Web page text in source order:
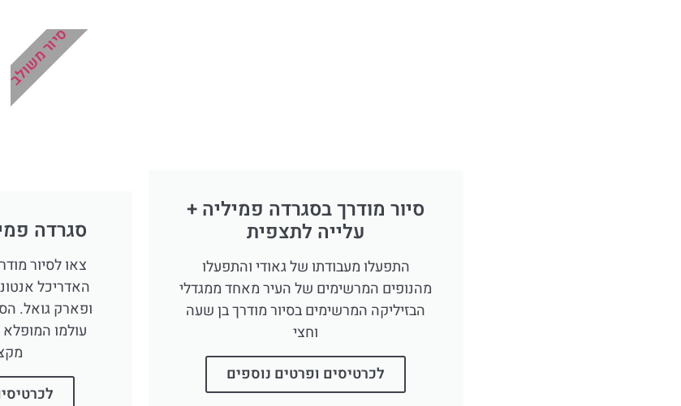
סיור מודרך בסגרדה פמיליה +
עלייה לתצפית
התפעלו מעבודתו של גאודי והתפעלו
מהנופים המרשימים של העיר מאחד ממגדלי
הבזיליקה המרשימים בסיור מודרך בן שעה
וחצי
לכרטיסים ופרטים נוספים
סגרדה
צאו לסיור
האדריכל
ופארק גואל.
עולמו המופלא
סיור משולב